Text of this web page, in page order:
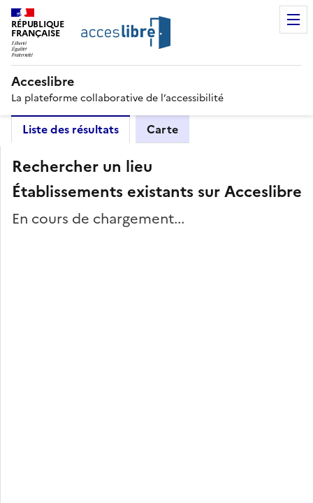
RÉPUBLIQUE
FRANÇAISE
Acceslibre
La plateforme collaborative de l’accessibilité
Liste des résultats Carte
Rechercher un lieu
Établissements existants sur Acceslibre
En cours de chargement...